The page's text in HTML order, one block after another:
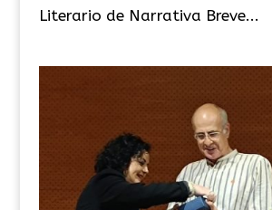
Literario de Narrativa Breve...